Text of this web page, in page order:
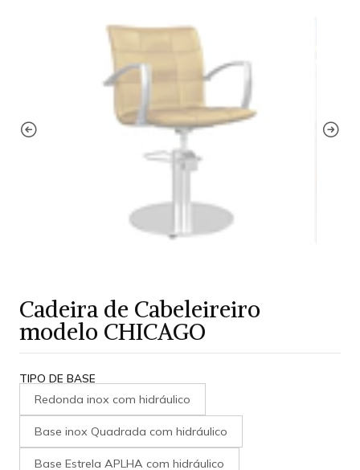
Cadeira de Cabeleireiro
modelo CHICAGO
TIPO DE BASE
Redonda inox com hidráulico
Base inox Quadrada com hidráulico
Base Estrela APLHA com hidráulico